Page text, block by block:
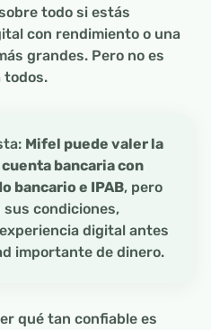
todo si estás
con rendimiento o una
grandes. Pero no es
todos.
Mifel puede valer la
bancaria con
bancario e IPAB, pero
condiciones,
digital antes
importante de dinero.
qué tan confiable es